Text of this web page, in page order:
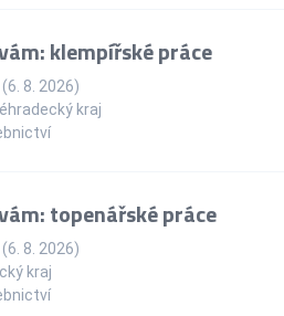
klempířské práce
8. 2026)
kraj
topenářské práce
8. 2026)
kraj